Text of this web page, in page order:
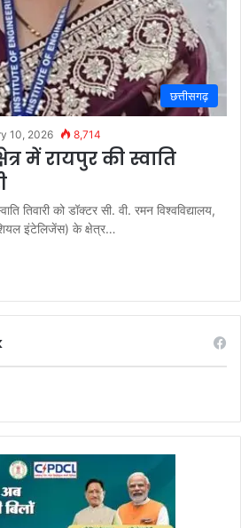
छत्तीसगढ़
10, 2026 8,714
में रायपुर की स्वाति
तिवारी को डॉक्टर सी. वी. रमन विश्वविद्यालय,
इंटेलिजेंस) के क्षेत्र…